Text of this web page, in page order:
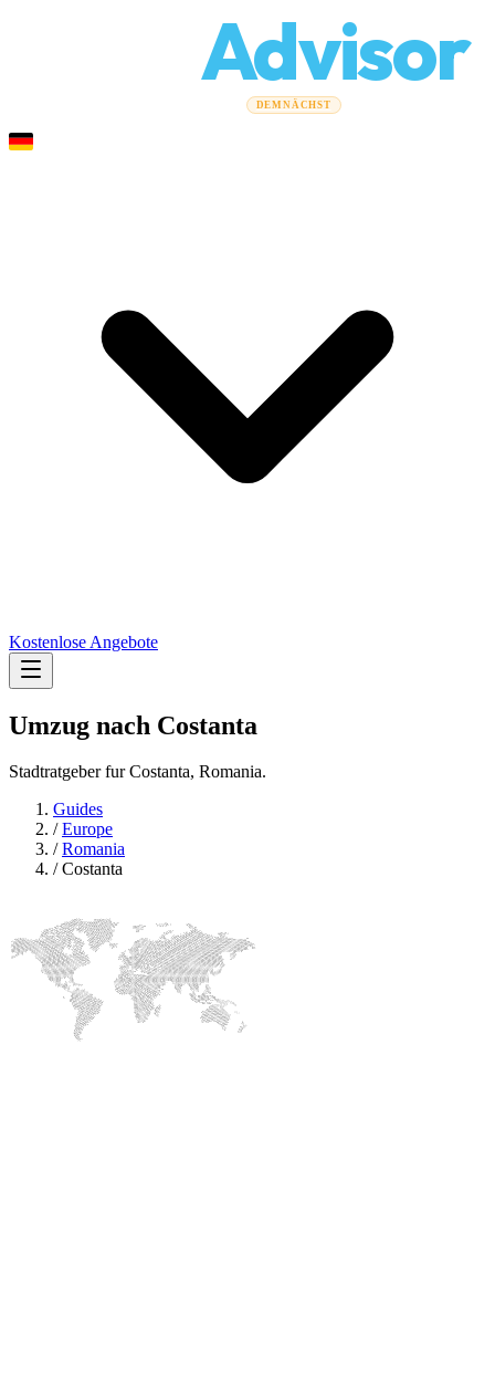
Advisor
DEMNÄCHST
Kostenlose Angebote
Umzug nach Costanta
Stadtratgeber fur Costanta, Romania.
Guides
/Europe
/Romania
/Costanta